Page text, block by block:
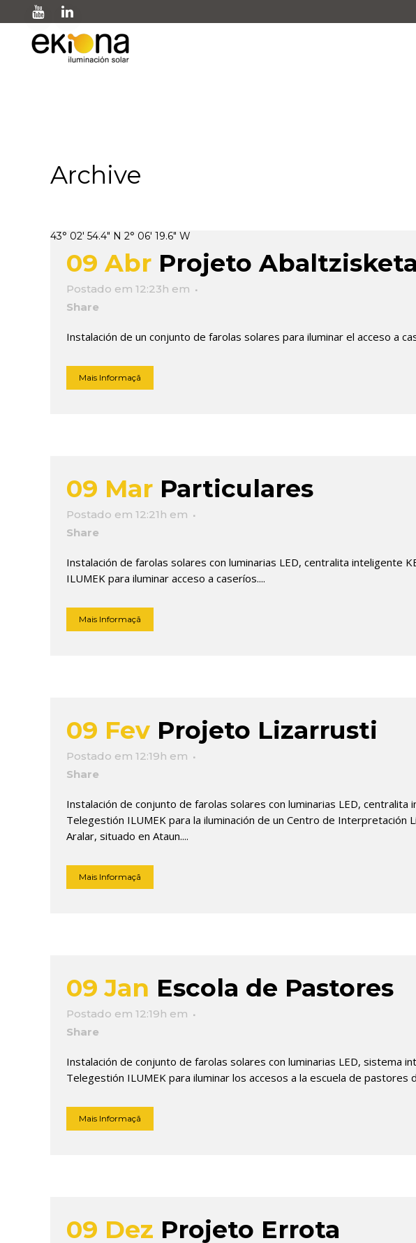
Archive
43° 02' 54.4" N 2° 06' 19.6" W
09 Abr Projeto Abaltzisketa
Postado em 12:23h em
Share
Instalación de un conjunto de farolas solares para iluminar el acceso a
Mais Informaçã
09 Mar Particulares
Postado em 12:21h em
Share
Instalación de farolas solares con luminarias LED, centralita inteligente
ILUMEK para iluminar acceso a caseríos....
Mais Informaçã
09 Fev Projeto Lizarrusti
Postado em 12:19h em
Share
Instalación de conjunto de farolas solares con luminarias LED, centralita
Telegestión ILUMEK para la iluminación de un Centro de Interpretación
Aralar, situado en Ataun....
Mais Informaçã
09 Jan Escola de Pastores
Postado em 12:19h em
Share
Instalación de conjunto de farolas solares con luminarias LED, sistema
Telegestión ILUMEK para iluminar los accesos a la escuela de pastores
Mais Informaçã
09 Dez Projeto Errota